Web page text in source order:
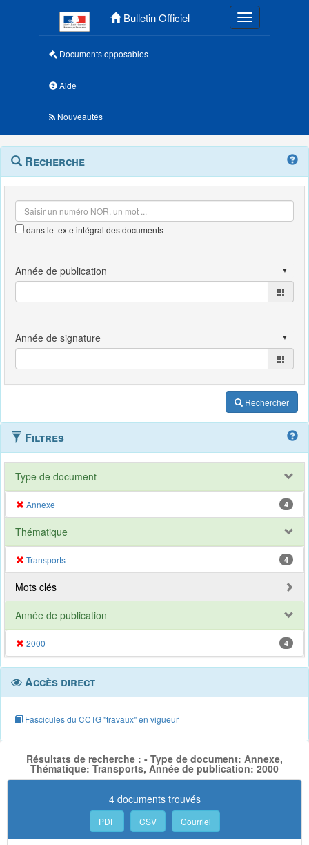
Bulletin Officiel Toggle
Documents opposables
Aide
Nouveautés
Navigation
outils
Menu
contextuel
Recherche
dans le texte intégral des documents
Rechercher
Filtres
Type de document
Annexe 4
Thématique
Transports 4
Mots clés
Année de publication
2000 4
Accès direct
Fascicules du CCTG "travaux" en vigueur
Résultats de recherche : - Type de document: Annexe,
Thématique: Transports, Année de publication: 2000
4 documents trouvés
PDF CSV Courriel